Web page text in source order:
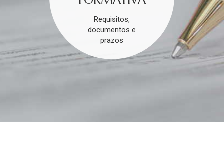
Requisitos,
documentos e
prazos